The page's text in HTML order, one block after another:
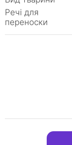
Речі для
переноски